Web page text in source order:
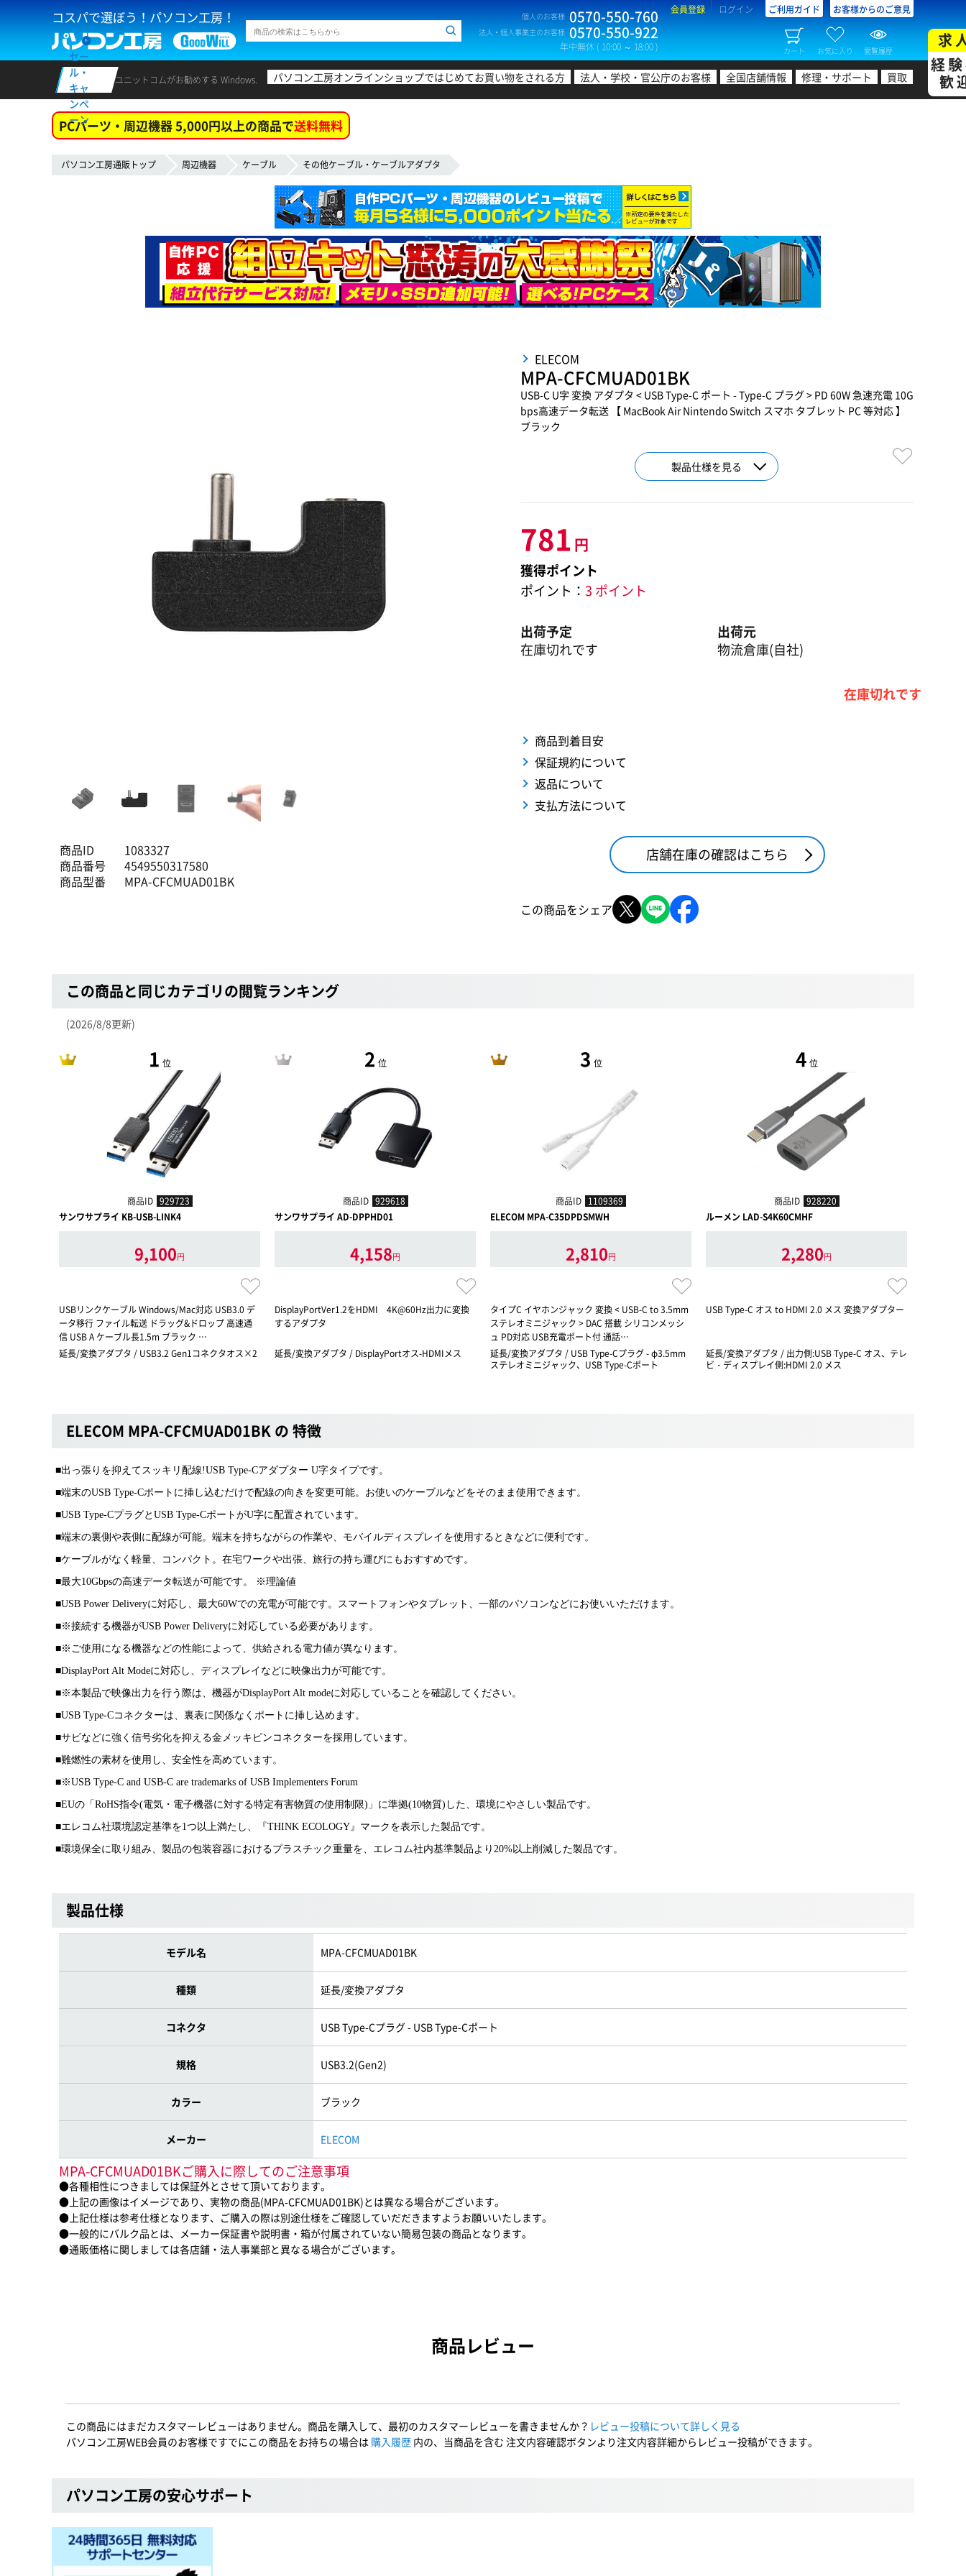
コスパで選ぼう！パソコン工房！ 個人のお客様 0570-550-760
法人・個人事業主のお客様 0570-550-922
年中無休 ( 10:00 ～ 18:00 )
会員登録 ログイン ご利用ガイド お客様からのご意見
カート お気に入り 閲覧履歴
セー
ル・
キャ
ンペ
ーン
ユニットコムがお勧めする Windows. パソコン工房オンラインショップではじめてお買い物をされる方 法人・学校・官公庁のお客様 全国店舗情報 修理・サポート 買取
求
経
歓
PCパーツ・周辺機器 5,000円以上の商品で送料無料
パソコン工房通販トップ 周辺機器 ケーブル その他ケーブル・ケーブルアダプタ
商品ID
1083327
商品番号
4549550317580
商品型番
MPA-CFCMUAD01BK
ELECOM
MPA-CFCMUAD01BK
USB-C U字 変換 アダプタ < USB Type-C ポート - Type-C プラグ > PD 60W 急速充電 10G
bps高速データ転送 【 MacBook Air Nintendo Switch スマホ タブレット PC 等対応 】
ブラック
製品仕様を見る
781 円
獲得ポイント
ポイント： 3 ポイント
出荷予定
在庫切れです
出荷元
物流倉庫(自社)
在庫切れです
商品到着目安
保証規約について
返品について
支払方法について
店舗在庫の確認はこちら
この商品をシェア
この商品と同じカテゴリの閲覧ランキング
(2026/8/8更新)
1 位
商品ID 929723
サンワサプライ KB-USB-LINK4
9,100円
USBリンクケーブル Windows/Mac対応 USB3.0 デ
ータ移行 ファイル転送 ドラッグ&ドロップ 高速通
信 USB A ケーブル長1.5m ブラック …
延長/変換アダプタ / USB3.2 Gen1コネクタオス×2
2 位
商品ID 929618
サンワサプライ AD-DPPHD01
4,158円
DisplayPortVer1.2をHDMI 4K@60Hz出力に変換
するアダプタ
延長/変換アダプタ / DisplayPortオス-HDMIメス
3 位
商品ID 1109369
ELECOM MPA-C35DPDSMWH
2,810円
タイプC イヤホンジャック 変換 < USB-C to 3.5mm
ステレオミニジャック > DAC 搭載 シリコンメッシ
ュ PD対応 USB充電ポート付 通話…
延長/変換アダプタ / USB Type-Cプラグ - φ3.5mm
ステレオミニジャック、USB Type-Cポート
4 位
商品ID 928220
ルーメン LAD-S4K60CMHF
2,280円
USB Type-C オス to HDMI 2.0 メス 変換アダプター
延長/変換アダプタ / 出力側:USB Type-C オス、テレ
ビ・ディスプレイ側:HDMI 2.0 メス
ELECOM MPA-CFCMUAD01BK の 特徴
■出っ張りを抑えてスッキリ配線!USB Type-Cアダプター U字タイプです。
■端末のUSB Type-Cポートに挿し込むだけで配線の向きを変更可能。お使いのケーブルなどをそのまま使用できます。
■USB Type-CプラグとUSB Type-CポートがU字に配置されています。
■端末の裏側や表側に配線が可能。端末を持ちながらの作業や、モバイルディスプレイを使用するときなどに便利です。
■ケーブルがなく軽量、コンパクト。在宅ワークや出張、旅行の持ち運びにもおすすめです。
■最大10Gbpsの高速データ転送が可能です。 ※理論値
■USB Power Deliveryに対応し、最大60Wでの充電が可能です。スマートフォンやタブレット、一部のパソコンなどにお使いいただけます。
■※接続する機器がUSB Power Deliveryに対応している必要があります。
■※ご使用になる機器などの性能によって、供給される電力値が異なります。
■DisplayPort Alt Modeに対応し、ディスプレイなどに映像出力が可能です。
■※本製品で映像出力を行う際は、機器がDisplayPort Alt modeに対応していることを確認してください。
■USB Type-Cコネクターは、裏表に関係なくポートに挿し込めます。
■サビなどに強く信号劣化を抑える金メッキピンコネクターを採用しています。
■難燃性の素材を使用し、安全性を高めています。
■※USB Type-C and USB-C are trademarks of USB Implementers Forum
■EUの「RoHS指令(電気・電子機器に対する特定有害物質の使用制限)」に準拠(10物質)した、環境にやさしい製品です。
■エレコム社環境認定基準を1つ以上満たし、『THINK ECOLOGY』マークを表示した製品です。
■環境保全に取り組み、製品の包装容器におけるプラスチック重量を、エレコム社内基準製品より20%以上削減した製品です。
製品仕様
モデル名 MPA-CFCMUAD01BK
種類 延長/変換アダプタ
コネクタ USB Type-Cプラグ - USB Type-Cポート
規格 USB3.2(Gen2)
カラー ブラック
メーカー ELECOM
MPA-CFCMUAD01BKご購入に際してのご注意事項
●各種相性につきましては保証外とさせて頂いております。
●上記の画像はイメージであり、実物の商品(MPA-CFCMUAD01BK)とは異なる場合がございます。
●上記仕様は参考仕様となります、ご購入の際は別途仕様をご確認していだだきますようお願いいたします。
●一般的にバルク品とは、メーカー保証書や説明書・箱が付属されていない簡易包装の商品となります。
●通販価格に関しましては各店舗・法人事業部と異なる場合がございます。
商品レビュー
この商品にはまだカスタマーレビューはありません。商品を購入して、最初のカスタマーレビューを書きませんか？ レビュー投稿について詳しく見る
パソコン工房WEB会員のお客様ですでにこの商品をお持ちの場合は 購入履歴 内の、当商品を含む 注文内容確認ボタンより注文内容詳細からレビュー投稿ができます。
パソコン工房の安心サポート